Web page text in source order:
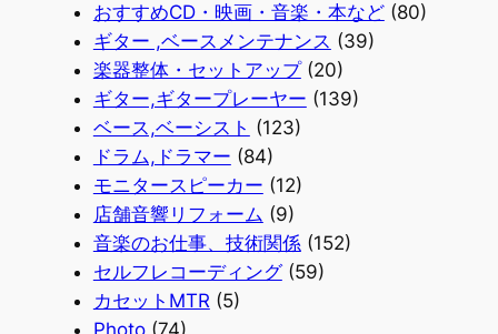
おすすめCD・映画・音楽・本など(80)
ギター ,ベースメンテナンス (39)
楽器整体・セットアップ(20)
ギター,ギタープレーヤー (139)
ベース,ベーシスト (123)
ドラム,ドラマー (84)
モニタースピーカー (12)
店舗音響リフォーム (9)
音楽のお仕事、技術関係(152)
セルフレコーディング(59)
カセットMTR(5)